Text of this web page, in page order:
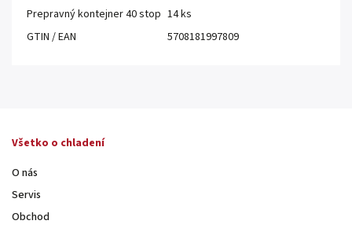
Prepravný kontejner 40 stop 14 ks
GTIN / EAN
5708181997809
Všetko o chladení
O nás
Servis
Obchod